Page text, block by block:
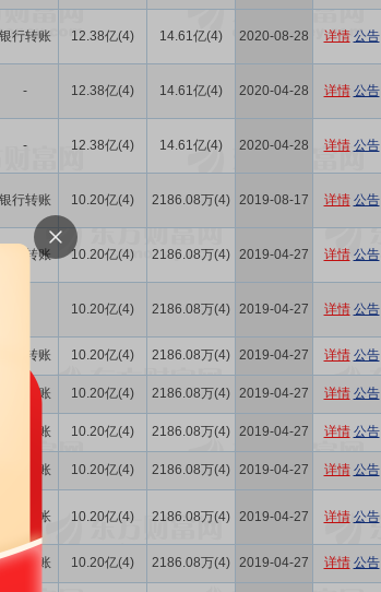
银行转账 12.38亿(4) 14.61亿(4) 2020-08-28 详情 公告
- 12.38亿(4) 14.61亿(4) 2020-04-28 详情 公告
- 12.38亿(4) 14.61亿(4) 2020-04-28 详情 公告
银行转账 10.20亿(4) 2186.08万(4) 2019-08-17 详情 公告
银行转账 10.20亿(4) 2186.08万(4) 2019-04-27 详情 公告
10.20亿(4) 2186.08万(4) 2019-04-27 详情 公告
银行转账 10.20亿(4) 2186.08万(4) 2019-04-27 详情 公告
银行转账 10.20亿(4) 2186.08万(4) 2019-04-27 详情 公告
银行转账 10.20亿(4) 2186.08万(4) 2019-04-27 详情 公告
银行转账 10.20亿(4) 2186.08万(4) 2019-04-27 详情 公告
银行转帐 10.20亿(4) 2186.08万(4) 2019-04-27 详情 公告
银行转账 10.20亿(4) 2186.08万(4) 2019-04-27 详情 公告